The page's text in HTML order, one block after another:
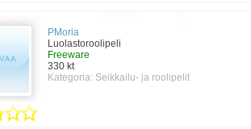
PMoria
Luolastoroolipeli
Freeware
330 kt
Kategoria: Seikkailu- ja roolipelit